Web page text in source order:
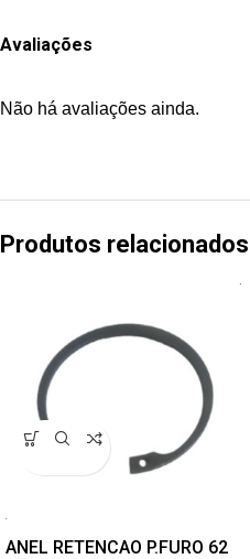
Avaliações
Não há avaliações ainda.
Produtos relacionados
ANEL RETENCAO P.FURO 62